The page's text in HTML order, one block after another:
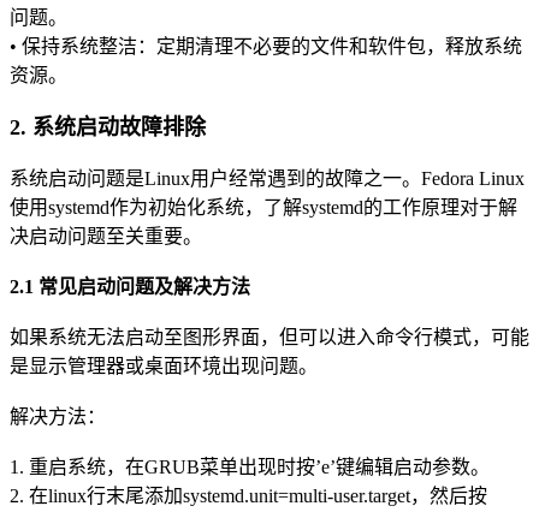
问题。
• 保持系统整洁：定期清理不必要的文件和软件包，释放系统
资源。
2. 系统启动故障排除
系统启动问题是Linux用户经常遇到的故障之一。Fedora Linux
使用systemd作为初始化系统，了解systemd的工作原理对于解
决启动问题至关重要。
2.1 常见启动问题及解决方法
如果系统无法启动至图形界面，但可以进入命令行模式，可能
是显示管理器或桌面环境出现问题。
解决方法：
1. 重启系统，在GRUB菜单出现时按’e’键编辑启动参数。
2. 在linux行末尾添加systemd.unit=multi-user.target，然后按